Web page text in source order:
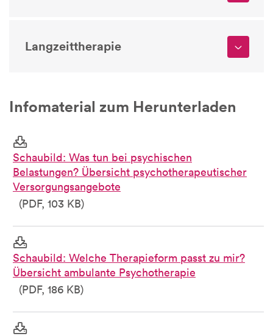
Langzeittherapie
Infomaterial zum Herunterladen
Schaubild: Was tun bei psychischen
Belastungen? Übersicht psychotherapeutischer
Versorgungsangebote
(PDF, 103 KB)
Schaubild: Welche Therapieform passt zu mir?
Übersicht ambulante Psychotherapie
(PDF, 186 KB)